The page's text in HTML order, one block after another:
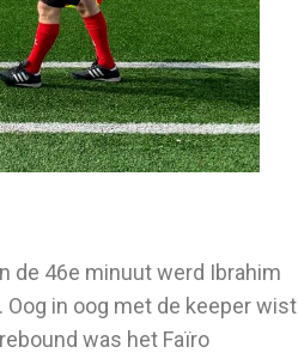
de 46e minuut werd Ibrahim
in oog met de keeper wist
was het Faïro